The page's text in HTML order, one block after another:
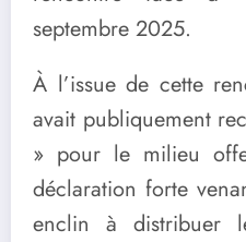
septembre 2025.
À l’issue de cette
avait publiquement
» pour le milieu
déclaration forte
enclin à distribuer